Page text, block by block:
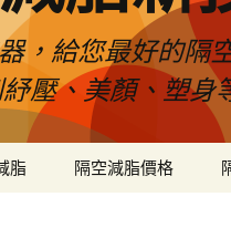
，給您最好的隔
壓、美顏、塑身
脂 隔空減脂價格